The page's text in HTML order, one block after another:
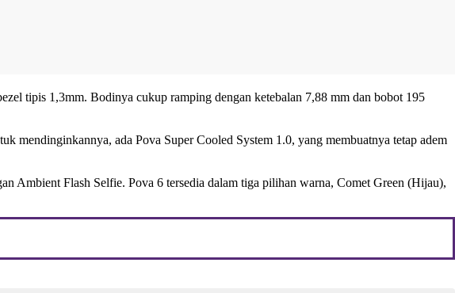
tipis 1,3mm. Bodinya cukup ramping dengan ketebalan 7,88 mm dan bobot 195
ada Pova Super Cooled System 1.0, yang membuatnya tetap adem
Ambient Flash Selfie. Pova 6 tersedia dalam tiga pilihan warna, Comet Green (Hijau),